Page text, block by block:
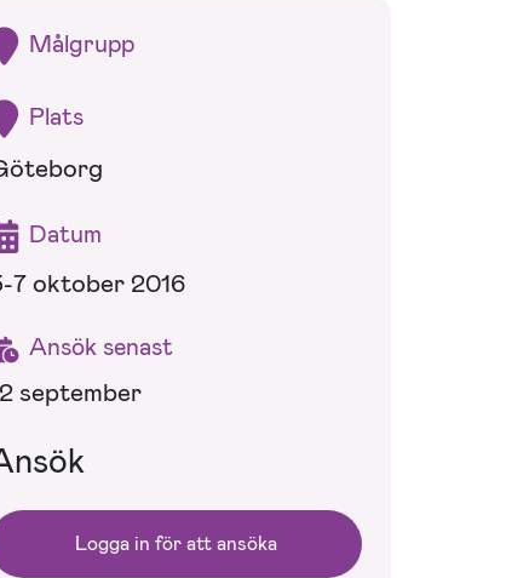
Målgrupp
Plats
Datum
7 oktober 2016
Ansök senast
september
Logga in för att ansöka